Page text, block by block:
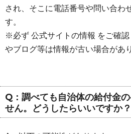
され、そこに電話番号や問い合わ
す。
※必ず 公式サイトの情報 をご確認
やブログ等は情報が古い場合があ
Q：調べても自治体の給付金
せん。どうしたらいいですか？